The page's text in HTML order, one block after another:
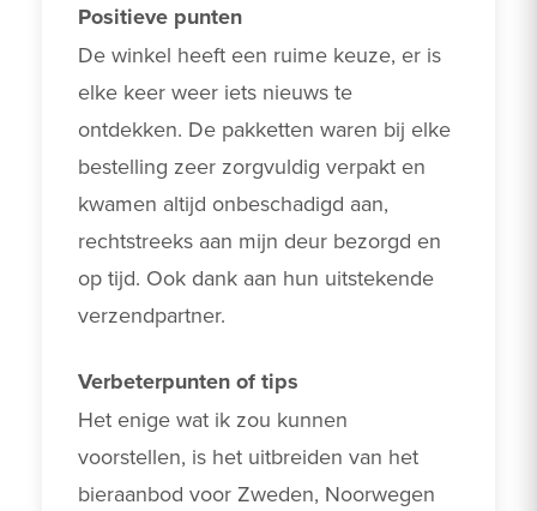
Positieve punten
De winkel heeft een ruime keuze, er is
elke keer weer iets nieuws te
ontdekken. De pakketten waren bij elke
bestelling zeer zorgvuldig verpakt en
kwamen altijd onbeschadigd aan,
rechtstreeks aan mijn deur bezorgd en
op tijd. Ook dank aan hun uitstekende
verzendpartner.
Verbeterpunten of tips
Het enige wat ik zou kunnen
voorstellen, is het uitbreiden van het
bieraanbod voor Zweden, Noorwegen